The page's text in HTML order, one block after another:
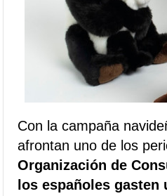
Con la campaña
afrontan uno de los
Organización de
los españoles gasten